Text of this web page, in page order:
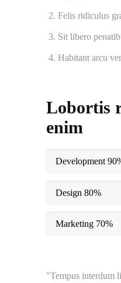
Felis ridiculus
Sit libero
Habitant arcu
Lobortis
enim
Development
Design 80%
Marketing 70%
Tempus interdum